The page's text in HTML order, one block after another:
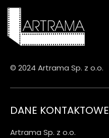
© 2024 Artrama Sp. z o.o.
DANE KONTAKTOWE
Artrama Sp. z o.o.